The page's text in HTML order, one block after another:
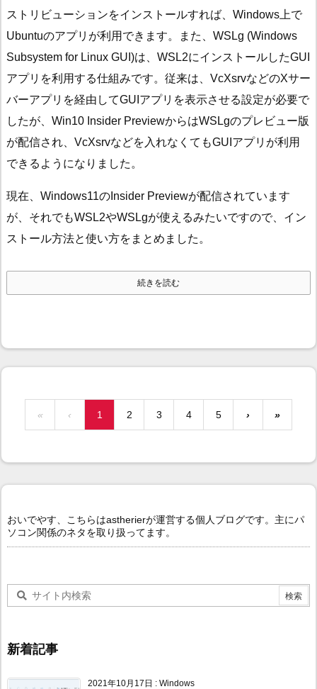
ストリビューションをインストールすれば、Windows上で
Ubuntuのアプリが利用できます。また、WSLg (Windows
Subsystem for Linux GUI)は、WSL2にインストールしたGUI
アプリを利用する仕組みです。従来は、VcXsrvなどのXサー
バーアプリを経由してGUIアプリを表示させる設定が必要で
したが、Win10 Insider PreviewからはWSLgのプレビュー版
が配信され、VcXsrvなどを入れなくてもGUIアプリが利用
できるようになりました。
現在、Windows11のInsider Previewが配信されています
が、それでもWSL2やWSLgが使えるみたいですので、イン
ストール方法と使い方をまとめました。
続きを読む
« ‹ 1 2 3 4 5 › »
おいでやす、こちらはastherierが運営する個人ブログです。主にパ
ソコン関係のネタを取り扱ってます。
新着記事
2021年10月17日 : Windows